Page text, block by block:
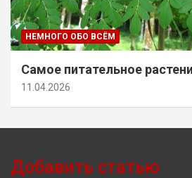
НЕМНОГО ОБО ВСЁМ
Самое питательное
11.04.2026
Добавить статью